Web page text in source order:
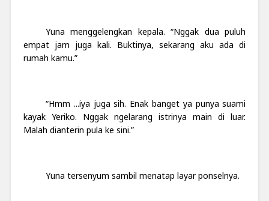
Yuna menggelengkan kepala. “Nggak dua puluh
empat jam juga kali. Buktinya, sekarang aku ada di
rumah kamu.”
“Hmm ...iya juga sih. Enak banget ya punya suami
kayak Yeriko. Nggak ngelarang istrinya main di luar.
Malah dianterin pula ke sini.”
Yuna tersenyum sambil menatap layar ponselnya.